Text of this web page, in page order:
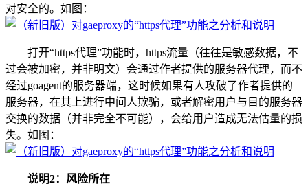
对安全的。如图：
打开“https代理”功能时，https流量（往往是敏感数据，不
过会被加密，并非明文）会通过作者提供的服务器代理，而不
经过goagent的服务器端，这时候如果有人攻破了作者提供的
服务器，在其上进行中间人欺骗，或者解密用户与目的服务器
交换的数据（并非完全不可能），会给用户造成无法估量的损
失。如图：
说明2：风险所在